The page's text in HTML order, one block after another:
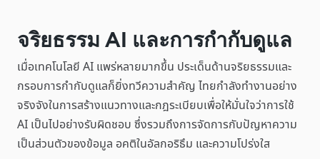
จริยธรรม AI และการกำกับดูแล
เมื่อเทคโนโลยี AI แพร่หลายมากขึ้น ประเด็นด้านจริยธรรมและ
กรอบการกำกับดูแลก็ยิ่งทวีความสำคัญ ไทยกำลังทำงานอย่าง
จริงจังในการสร้างแนวทางและกฎระเบียบเพื่อให้มั่นใจว่าการใช้
AI เป็นไปอย่างรับผิดชอบ ซึ่งรวมถึงการจัดการกับปัญหาความ
เป็นส่วนตัวของข้อมูล อคติในอัลกอริธึม และความโปร่งใส